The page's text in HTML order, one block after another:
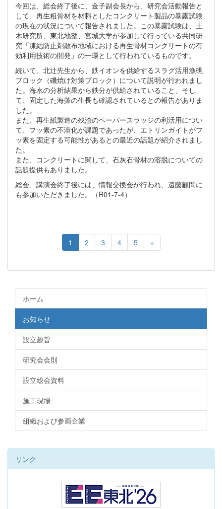
今回は、総会終了後に、金子副会長から、研究会活動報告と
して、再生粗骨材を材料としたコンクリート製品の暴露試験
の現在の状況について報告されました。この暴露試験は、土
木研究所、東北地整、宮城大学が参加して行っている共同研
究「凍結防止剤散布地域における再生骨材コンクリートの有
効利用技術の開発」の一環として行われているものです。
続いて、北辻先生から、鉄イオンを供給するスラグ活用漁礁
ブロック（磯焼け対策ブロック）について説明が行われまし
た。海水の分析結果から鉄分が供給されていること、そし
て、固定した海藻の生長も確認されているとの報告がありま
した。
また、再生紙製造の残渣のペーパースラッジの利活用につい
て、フッ素の不溶化が課題であったが、エトリンガイトがフ
ッ素を固定する可能性があるとの最近の話題が紹介されまし
た。
また、コンクリートに関して、石灰石骨材の溶脱についての
話題提供もありました。
総会、講演会終了後には、情報交換会が行われ、遠藤顧問に
も参加いただきました。（R01-7-4）
1 2 3 4 5 »
ホーム
お知らせ
設立趣旨
研究会会則
設立総会資料
施工現場
組織および参画企業
リンク